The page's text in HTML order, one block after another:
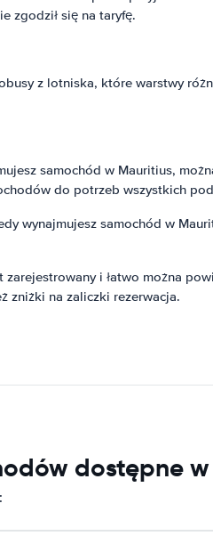
zgodził się na taryfę.
z lotniska, które warstwy
samochód w Mauritius,
do potrzeb wszystkich
wynajmujesz samochód w
i łatwo można
zniżki na zaliczki rezerwacja.
dostępne